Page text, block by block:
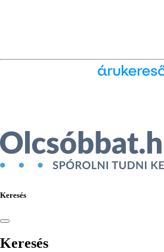
Keresés
Keresés